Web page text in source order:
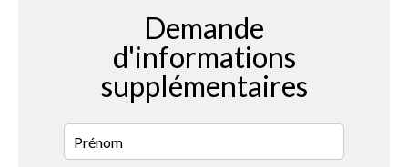
Demande
d'informations
supplémentaires